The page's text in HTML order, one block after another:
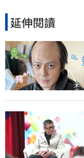
延伸閱讀